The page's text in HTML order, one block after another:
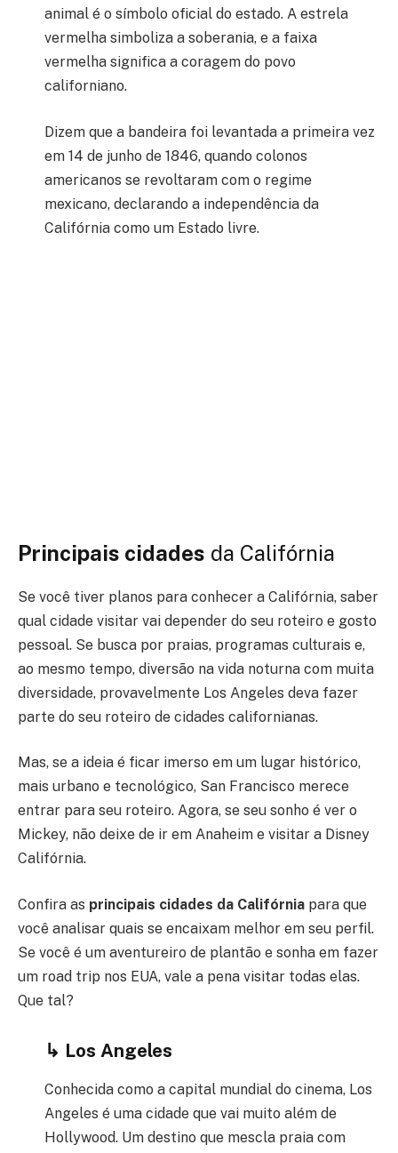
animal é o símbolo oficial do estado. A estrela
vermelha simboliza a soberania, e a faixa
vermelha significa a coragem do povo
californiano.
Dizem que a bandeira foi levantada a primeira vez
em 14 de junho de 1846, quando colonos
americanos se revoltaram com o regime
mexicano, declarando a independência da
Califórnia como um Estado livre.
Principais cidades da Califórnia
Se você tiver planos para conhecer a Califórnia, saber
qual cidade visitar vai depender do seu roteiro e gosto
pessoal. Se busca por praias, programas culturais e,
ao mesmo tempo, diversão na vida noturna com muita
diversidade, provavelmente Los Angeles deva fazer
parte do seu roteiro de cidades californianas.
Mas, se a ideia é ficar imerso em um lugar histórico,
mais urbano e tecnológico, San Francisco merece
entrar para seu roteiro. Agora, se seu sonho é ver o
Mickey, não deixe de ir em Anaheim e visitar a Disney
Califórnia.
Confira as principais cidades da Califórnia para que
você analisar quais se encaixam melhor em seu perfil.
Se você é um aventureiro de plantão e sonha em fazer
um road trip nos EUA, vale a pena visitar todas elas.
Que tal?
↳ Los Angeles
Conhecida como a capital mundial do cinema, Los
Angeles é uma cidade que vai muito além de
Hollywood. Um destino que mescla praia com